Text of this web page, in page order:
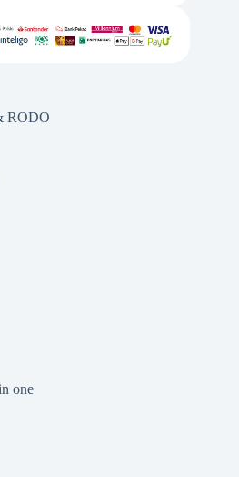
RODO
one